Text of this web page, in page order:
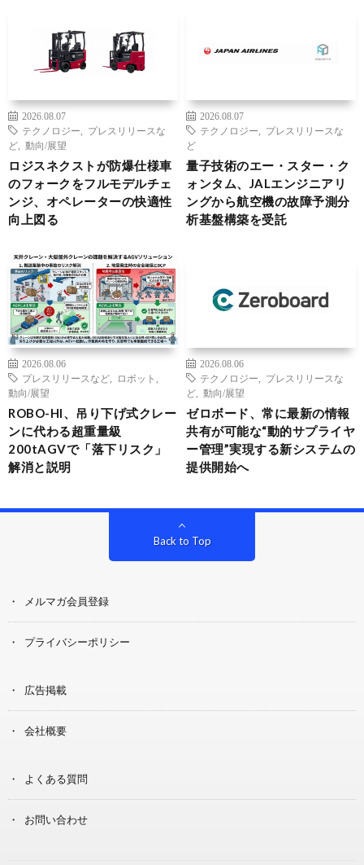
2026.08.07
テクノロジー
プレスリリースな
ど
動向/展望
ロジスネクストが防爆仕様車
のフォークをフルモデルチェ
ンジ、オペレーターの快適性
向上図る
2026.08.07
テクノロジー
プレスリリースな
ど
量子技術のエー・スター・ク
ォンタム、JALエンジニアリ
ングから航空機の故障予測分
析基盤構築を受託
2026.08.06
プレスリリースなど
ロボット
動向/展望
ROBO-HI、吊り下げ式クレー
ンに代わる超重量級
200tAGVで「落下リスク」
解消と説明
2026.08.06
テクノロジー
プレスリリースな
ど
動向/展望
ゼロボード、常に最新の情報
共有が可能な“動的サプライヤ
ー管理”実現する新システムの
提供開始へ
Back to Top
メルマガ会員登録
プライバシーポリシー
広告掲載
会社概要
よくある質問
お問い合わせ